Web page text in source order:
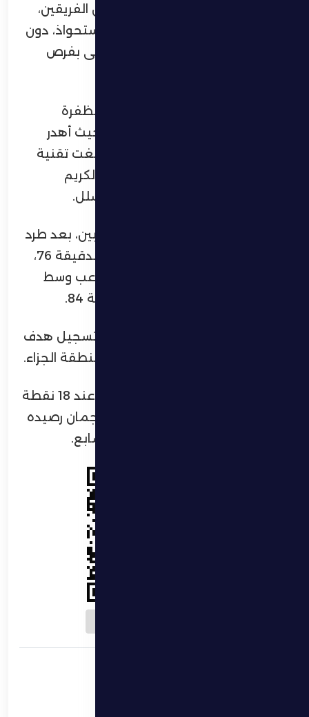
وشهد الشوط الأول أداءً متكافئاً بين الفريقين،
مع أفضلية نسبية لعجمان في الاستحواذ، دون
أن ينجح أي منهما في تهديد المرمى بفرص
ومع انطلاقة الشوط الثاني، فرض الظفرة
سيطرته وظهر بصورة أكثر خطورة، حيث أهدر
فرصتين محققتين للتسجيل، كما ألغت تقنية
حكم الفيديو المساعد (VAR) هدفاً لكريم
وأكمل الفريقان المباراة بعشرة لاعبين، بعد طرد
أنس أمطيطش لاعب عجمان في الدقيقة 76،
قبل أن يتلقى جوبسون سانتوس لاعب وسط
الظفرة البطاقة الحمراء في الدقيقة 84.
وفي الدقيقة 87، نجح عجمان في تسجيل هدف
المباراة الوحيد بتسديدة من خارج منطقة الجزاء.
وبهذه النتيجة، تجمد رصيد الظفرة عند 18 نقطة
في المركز الثالث عشر، فيما رفع عجمان رصيده